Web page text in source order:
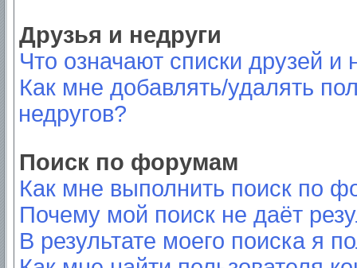
Друзья и недруги
Что означают списки друзей и
Как мне добавлять/удалять
недругов?
Поиск по форумам
Как мне выполнить поиск по
Почему мой поиск не даёт
В результате моего поиска я